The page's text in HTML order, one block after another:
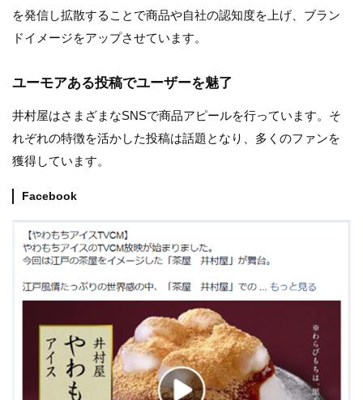
を発信し拡散することで商品や自社の認知度を上げ、ブラン
ドイメージをアップさせています。
ユーモアある投稿でユーザーを魅了
井村屋はさまざまなSNSで商品アピールを行っています。そ
れぞれの特徴を活かした投稿は話題となり、多くのファンを
獲得しています。
Facebook